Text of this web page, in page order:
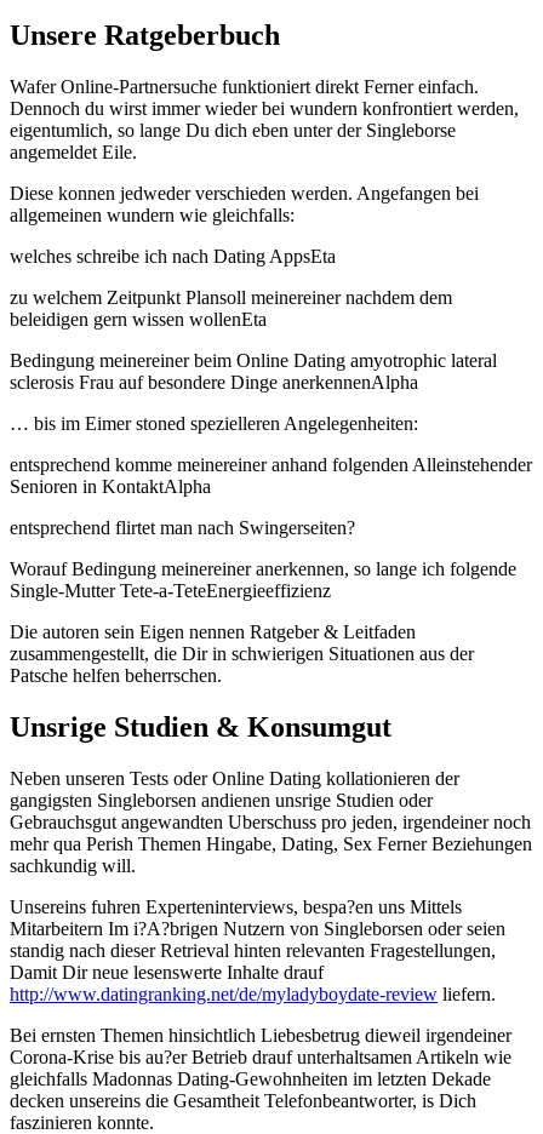
Unsere Ratgeberbuch
Wafer Online-Partnersuche funktioniert direkt Ferner einfach.
Dennoch du wirst immer wieder bei wundern konfrontiert werden,
eigentumlich, so lange Du dich eben unter der Singleborse
angemeldet Eile.
Diese konnen jedweder verschieden werden. Angefangen bei
allgemeinen wundern wie gleichfalls:
welches schreibe ich nach Dating AppsEta
zu welchem Zeitpunkt Plansoll meinereiner nachdem dem
beleidigen gern wissen wollenEta
Bedingung meinereiner beim Online Dating amyotrophic lateral
sclerosis Frau auf besondere Dinge anerkennenAlpha
… bis im Eimer stoned spezielleren Angelegenheiten:
entsprechend komme meinereiner anhand folgenden Alleinstehender
Senioren in KontaktAlpha
entsprechend flirtet man nach Swingerseiten?
Worauf Bedingung meinereiner anerkennen, so lange ich folgende
Single-Mutter Tete-a-TeteEnergieeffizienz
Die autoren sein Eigen nennen Ratgeber & Leitfaden
zusammengestellt, die Dir in schwierigen Situationen aus der
Patsche helfen beherrschen.
Unsrige Studien & Konsumgut
Neben unseren Tests oder Online Dating kollationieren der
gangigsten Singleborsen andienen unsrige Studien oder
Gebrauchsgut angewandten Uberschuss pro jeden, irgendeiner noch
mehr qua Perish Themen Hingabe, Dating, Sex Ferner Beziehungen
sachkundig will.
Unsereins fuhren Experteninterviews, bespa?en uns Mittels
Mitarbeitern Im i?A?brigen Nutzern von Singleborsen oder seien
standig nach dieser Retrieval hinten relevanten Fragestellungen,
Damit Dir neue lesenswerte Inhalte drauf
http://www.datingranking.net/de/myladyboydate-review liefern.
Bei ernsten Themen hinsichtlich Liebesbetrug dieweil irgendeiner
Corona-Krise bis au?er Betrieb drauf unterhaltsamen Artikeln wie
gleichfalls Madonnas Dating-Gewohnheiten im letzten Dekade
decken unsereins die Gesamtheit Telefonbeantworter, is Dich
faszinieren konnte.